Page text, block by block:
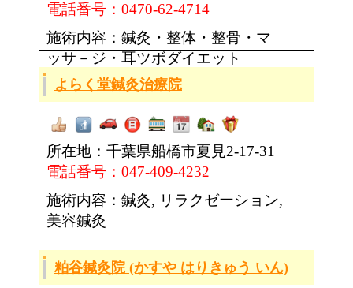
電話番号：0470-62-4714
施術内容：鍼灸・整体・整骨・マ
ッサ－ジ・耳ツボダイエット
よらく堂鍼灸治療院
所在地：千葉県船橋市夏見2-17-31
電話番号：047-409-4232
施術内容：鍼灸, リラクゼーション,
美容鍼灸
粕谷鍼灸院 (かすや はりきゅう いん)